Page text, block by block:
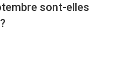
sont-elles